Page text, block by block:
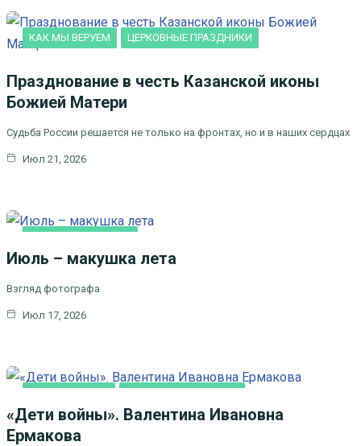
КАК МЫ ВЕРУЕМ ЦЕРКОВНЫЕ ПРАЗДНИКИ
Празднование в честь Казанской иконы
Божией Матери
Судьба России решается не только на фронтах, но и в наших сердцах
Июл 21, 2026
ИСКУCСТВО
Июль – макушка лета
Взгляд фотографа
Июл 17, 2026
«Дети войны». Валентина Ивановна
Ермакова